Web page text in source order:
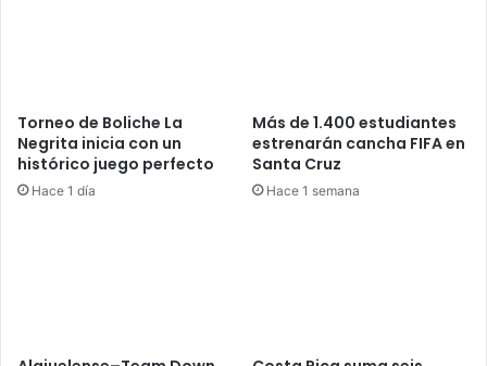
Torneo de Boliche La
Negrita inicia con un
histórico juego perfecto
Hace 1 día
Más de 1.400 estudiantes
estrenarán cancha FIFA en
Santa Cruz
Hace 1 semana